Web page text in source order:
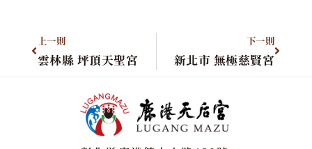
上一則
雲林縣 坪頂天聖宮
下一則
新北市 無極慈賢宮